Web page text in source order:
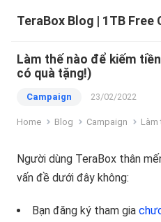
Làm thế nào để kiếm
có quà tặng!)
Campaign 23/02/2022
Home Blog Campaign Làm thế
Người dùng TeraBox thân
vấn đề dưới đây không:
Bạn đăng ký tham gia